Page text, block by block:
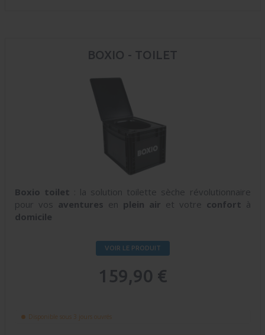
BOXIO - TOILET
Boxio toilet
: la solution toilette sèche révolutionnaire
pour vos aventures en plein air et votre confort à
domicile
VOIR LE PRODUIT
159,90 €
Disponible sous 3 jours ouvrés